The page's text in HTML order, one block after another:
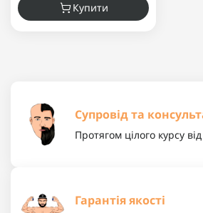
Купити
Супровід та
Протягом цілого курсу
Гарантія якості